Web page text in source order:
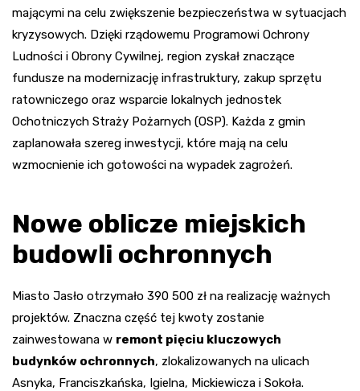
mającymi na celu zwiększenie bezpieczeństwa w sytuacjach
kryzysowych. Dzięki rządowemu Programowi Ochrony
Ludności i Obrony Cywilnej, region zyskał znaczące
fundusze na modernizację infrastruktury, zakup sprzętu
ratowniczego oraz wsparcie lokalnych jednostek
Ochotniczych Straży Pożarnych (OSP). Każda z gmin
zaplanowała szereg inwestycji, które mają na celu
wzmocnienie ich gotowości na wypadek zagrożeń.
Nowe oblicze miejskich
budowli ochronnych
Miasto Jasło otrzymało 390 500 zł na realizację ważnych
projektów. Znaczna część tej kwoty zostanie
zainwestowana w remont pięciu kluczowych
budynków ochronnych, zlokalizowanych na ulicach
Asnyka, Franciszkańska, Igielna, Mickiewicza i Sokoła.